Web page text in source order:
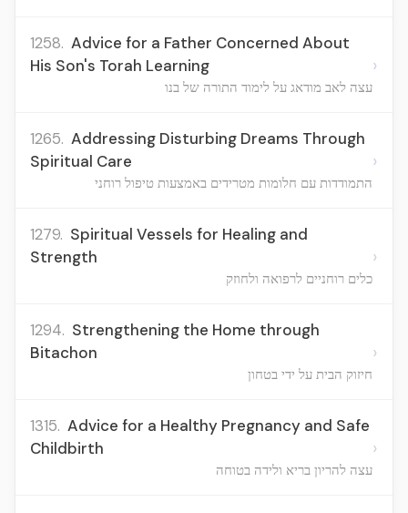
1258. Advice for a Father Concerned About
His Son's Torah Learning
עצה לאב מודאג על לימוד התורה של בנו
›
1265. Addressing Disturbing Dreams Through
Spiritual Care
התמודדות עם חלומות מטרידים באמצעות טיפול רוחני
›
1279. Spiritual Vessels for Healing and
Strength
כלים רוחניים לרפואה ולחוזק
›
1294. Strengthening the Home through
Bitachon
חיזוק הבית על ידי בטחון
›
1315. Advice for a Healthy Pregnancy and Safe
Childbirth
עצה להריון בריא ולידה בטוחה
›